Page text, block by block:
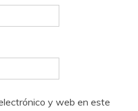
y web en este